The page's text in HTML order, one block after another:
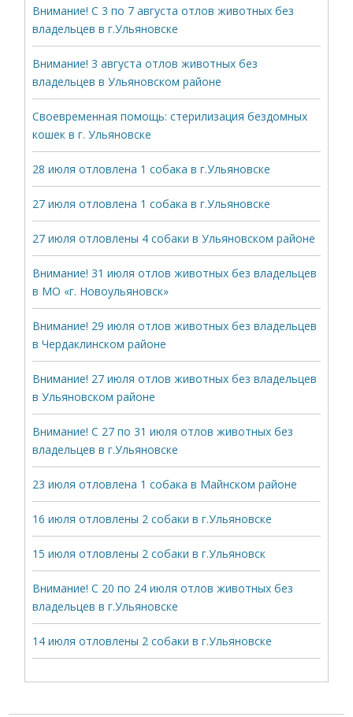
Внимание! С 3 по 7 августа отлов животных без
владельцев в г.Ульяновске
Внимание! 3 августа отлов животных без
владельцев в Ульяновском районе
Своевременная помощь: стерилизация бездомных
кошек в г. Ульяновске
28 июля отловлена 1 собака в г.Ульяновске
27 июля отловлена 1 собака в г.Ульяновске
27 июля отловлены 4 собаки в Ульяновском районе
Внимание! 31 июля отлов животных без владельцев
в МО «г. Новоульяновск»
Внимание! 29 июля отлов животных без владельцев
в Чердаклинском районе
Внимание! 27 июля отлов животных без владельцев
в Ульяновском районе
Внимание! С 27 по 31 июля отлов животных без
владельцев в г.Ульяновске
23 июля отловлена 1 собака в Майнском районе
16 июля отловлены 2 собаки в г.Ульяновске
15 июля отловлены 2 собаки в г.Ульяновск
Внимание! С 20 по 24 июля отлов животных без
владельцев в г.Ульяновске
14 июля отловлены 2 собаки в г.Ульяновске